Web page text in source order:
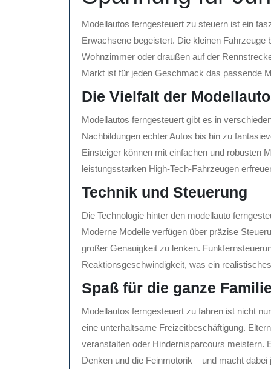
Modellautos ferngesteuert zu steuern ist ein
Erwachsene begeistert. Die kleinen Fahrzeuge
Wohnzimmer oder draußen auf der
Markt ist für jeden Geschmack das passende
Die Vielfalt der
Modellautos ferngesteuert gibt es in
Nachbildungen echter Autos bis hin zu
Einsteiger können mit einfachen und robusten
leistungsstarken High-Tech-Fahrzeugen
Technik und Steuerung
Die Technologie hinter den modellauto
Moderne Modelle verfügen über präzise
großer Genauigkeit zu lenken.
Reaktionsgeschwindigkeit, was ein
Spaß für die ganze Familie
Modellautos ferngesteuert zu fahren ist nicht
eine unterhaltsame Freizeitbeschäftigung.
veranstalten oder Hindernisparcours meistern.
Denken und die Feinmotorik – und macht dabei